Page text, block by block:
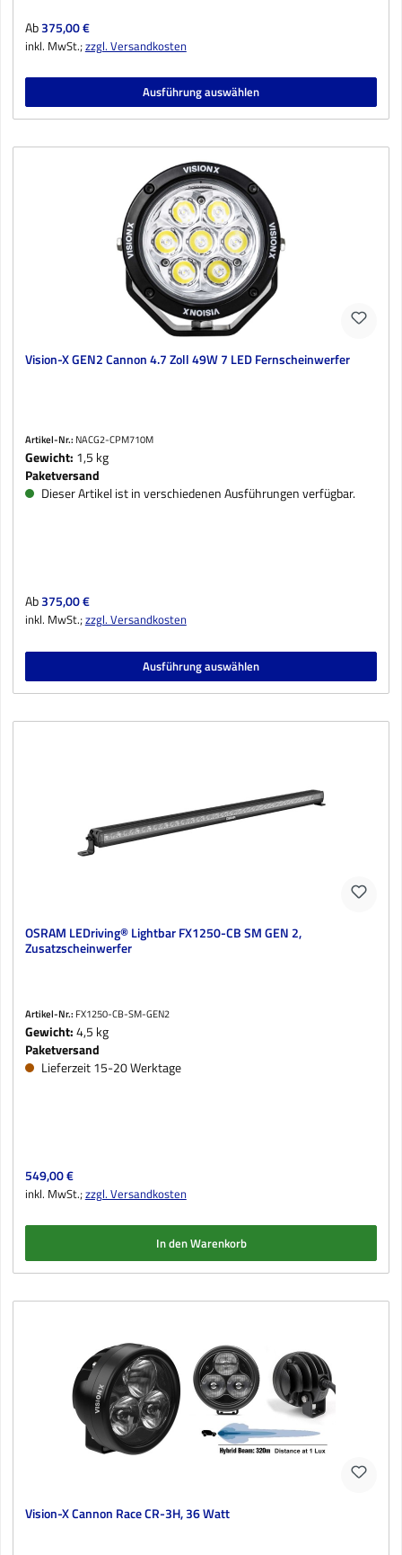
Regulärer Preis:
Ab375,00 €
inkl. MwSt.;zzgl. Versandkosten
Ausführung auswählen
Vision-X GEN2 Cannon 4.7 Zoll 49W 7 LED Fernscheinwerfer
Artikel-Nr.: NACG2-CPM710M
Gewicht: 1,5 kg
Paketversand
Dieser Artikel ist in verschiedenen Ausführungen verfügbar.
Regulärer Preis:
Ab375,00 €
inkl. MwSt.;zzgl. Versandkosten
Ausführung auswählen
OSRAM LEDriving® Lightbar FX1250-CB SM GEN 2,
Zusatzscheinwerfer
Artikel-Nr.: FX1250-CB-SM-GEN2
Gewicht:4,5 kg
Paketversand
Lieferzeit 15-20 Werktage
Regulärer Preis:
549,00 €
inkl. MwSt.;zzgl. Versandkosten
In den Warenkorb
Vision-X Cannon Race CR-3H, 36 Watt